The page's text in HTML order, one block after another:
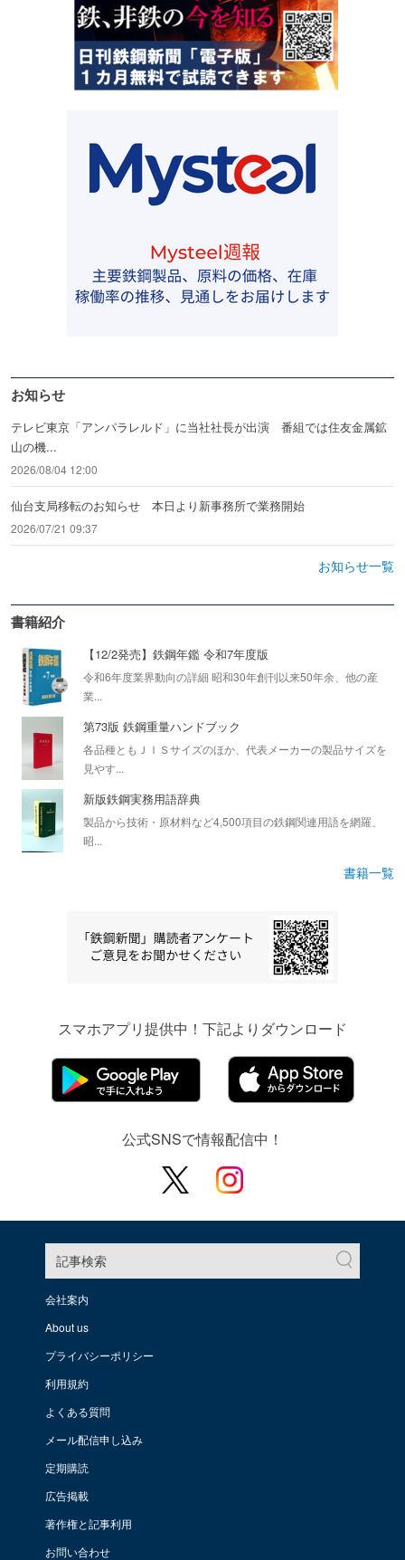
お知らせ
テレビ東京「アンパラレルド」に当社社長が出演 番組では住友金属鉱
山の機...
2026/08/04 12:00
仙台支局移転のお知らせ 本日より新事務所で業務開始
2026/07/21 09:37
お知らせ一覧
書籍紹介
【12/2発売】鉄鋼年鑑 令和7年度版
令和6年度業界動向の詳細 昭和30年創刊以来50年余、他の産
業...
第73版 鉄鋼重量ハンドブック
各品種ともＪＩＳサイズのほか、代表メーカーの製品サイズを
見やす...
新版鉄鋼実務用語辞典
製品から技術・原材料など4,500項目の鉄鋼関連用語を網羅、
昭...
書籍一覧
スマホアプリ提供中！下記よりダウンロード
公式SNSで情報配信中！
記事検索
会社案内
About us
プライバシーポリシー
利用規約
よくある質問
メール配信申し込み
定期購読
広告掲載
著作権と記事利用
お問い合わせ